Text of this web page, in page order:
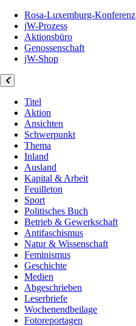
Rosa-Luxemburg-Konferenz
jW-Prozess
Aktionsbüro
Genossenschaft
jW-Shop
Titel
Aktion
Ansichten
Schwerpunkt
Thema
Inland
Ausland
Kapital & Arbeit
Feuilleton
Sport
Politisches Buch
Betrieb & Gewerkschaft
Antifaschismus
Natur & Wissenschaft
Feminismus
Geschichte
Medien
Abgeschrieben
Leserbriefe
Wochenendbeilage
Fotoreportagen